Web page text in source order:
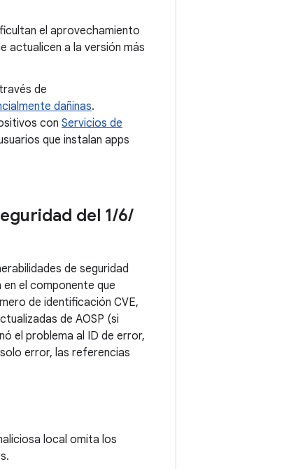
el aprovechamiento
actualicen a la versión más
de
dañinas.
con Servicios de
que instalan apps
del 1/6/
de seguridad
en el componente que
de identificación CVE,
de AOSP (si
el problema al ID de error,
error, las referencias
local omita los